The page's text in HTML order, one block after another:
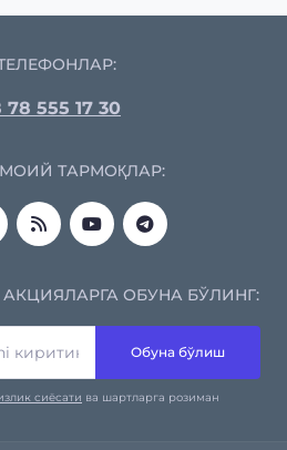
78 555 17 30
ТАРМОҚЛАР:
ОБУНА БЎЛИНГ:
Обуна бўлиш
сиёсати ва шартларга розиман